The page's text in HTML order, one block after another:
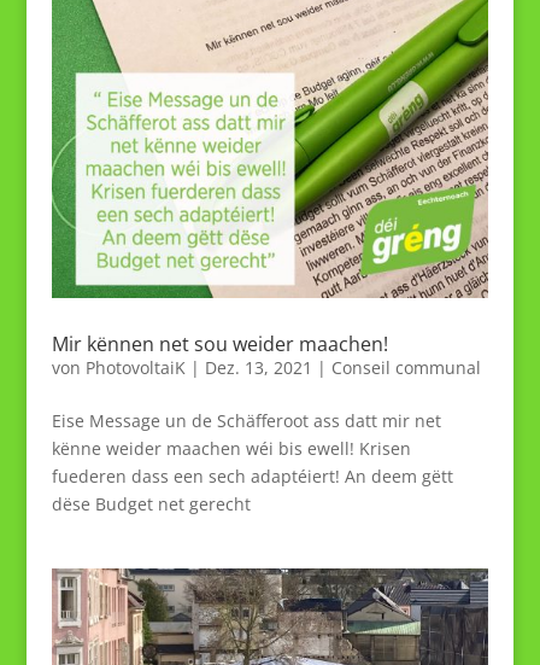
Mir kënnen net sou weider maachen!
von PhotovoltaiK | Dez. 13, 2021 | Conseil communal
Eise Message un de Schäfferoot ass datt mir net
kënne weider maachen wéi bis ewell! Krisen
fuederen dass een sech adaptéiert! An deem gëtt
dëse Budget net gerecht